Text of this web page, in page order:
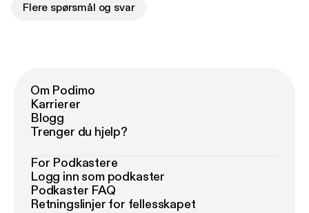
Flere spørsmål og svar
Om Podimo
Karrierer
Blogg
Trenger du hjelp?
For Podkastere
Logg inn som podkaster
Podkaster FAQ
Retningslinjer for fellesskapet